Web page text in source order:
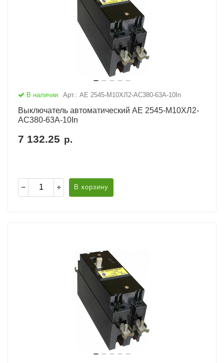
В наличии Арт.: АЕ 2545-М10ХЛ2-AC380-63А-10In
Выключатель автоматический АЕ 2545-М10ХЛ2-
AC380-63А-10In
7 132.25 р.
В корзину